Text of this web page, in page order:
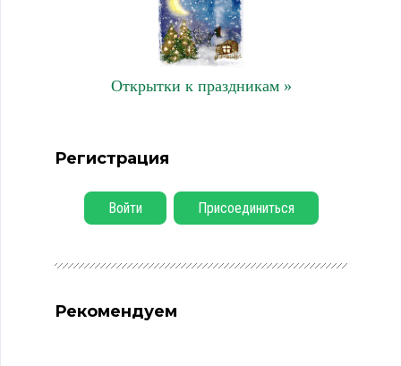
Открытки к праздникам »
Регистрация
Войти Присоединиться
Рекомендуем